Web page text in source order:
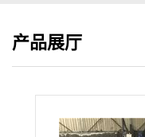
产品展厅